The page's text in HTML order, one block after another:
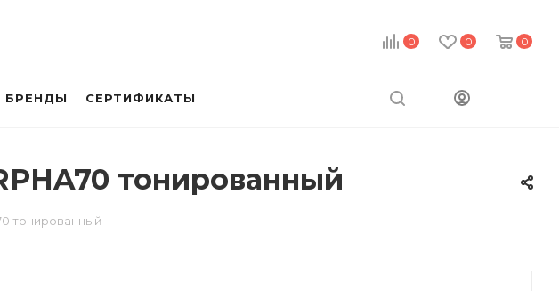
0 0 0
БРЕНДЫ СЕРТИФИКАТЫ
тонированный
тонированный